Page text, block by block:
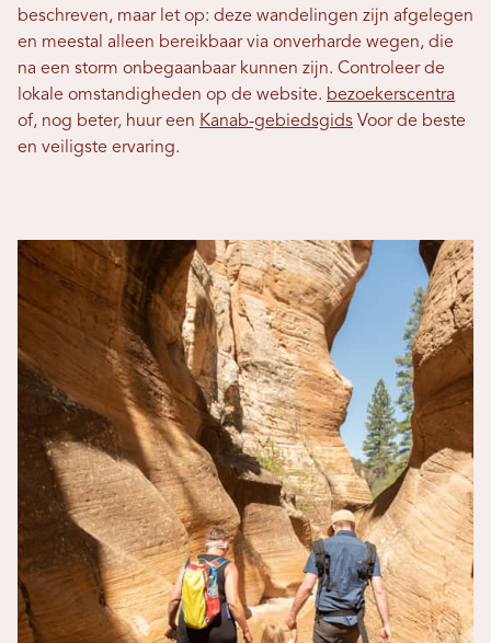
beschreven, maar let op: deze wandelingen zijn afgelegen
en meestal alleen bereikbaar via onverharde wegen, die
na een storm onbegaanbaar kunnen zijn. Controleer de
lokale omstandigheden op de website. bezoekerscentra
of, nog beter, huur een Kanab-gebiedsgids Voor de beste
en veiligste ervaring.